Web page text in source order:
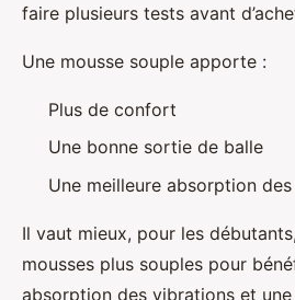
faire plusieurs tests avant
Une mousse souple apporte :
Plus de confort
Une bonne sortie de balle
Une meilleure absorption
Il vaut mieux, pour les
mousses plus souples pour
absorption des vibrations et